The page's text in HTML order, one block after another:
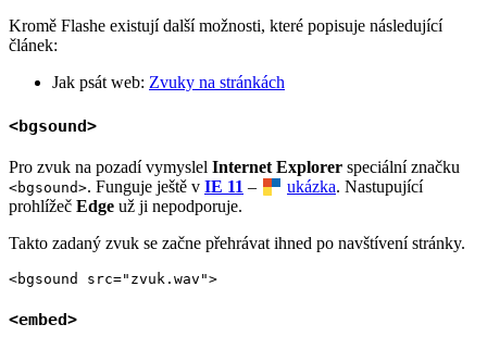
Kromě Flashe existují další možnosti, které popisuje následující
článek:
Jak psát web: Zvuky na stránkách
<bgsound>
Pro zvuk na pozadí vymyslel Internet Explorer speciální značku
<bgsound>. Funguje ještě v IE 11 – ukázka. Nastupující
prohlížeč Edge už ji nepodporuje.
Takto zadaný zvuk se začne přehrávat ihned po navštívení stránky.
<bgsound src="zvuk.wav">
<embed>